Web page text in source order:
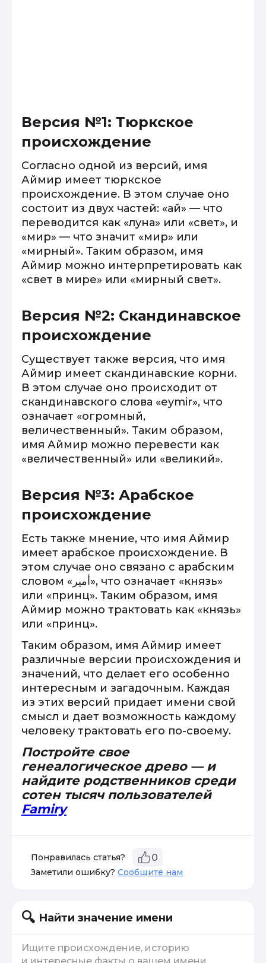
Версия №1: Тюркское
происхождение
Согласно одной из версий, имя
Аймир имеет тюркское
происхождение. В этом случае оно
состоит из двух частей: «ай» — что
переводится как «луна» или «свет», и
«мир» — что значит «мир» или
«мирный». Таким образом, имя
Аймир можно интерпретировать как
«свет в мире» или «мирный свет».
Версия №2: Скандинавское
происхождение
Существует также версия, что имя
Аймир имеет скандинавские корни.
В этом случае оно происходит от
скандинавского слова «eymir», что
означает «огромный,
величественный». Таким образом,
имя Аймир можно перевести как
«величественный» или «великий».
Версия №3: Арабское
происхождение
Есть также мнение, что имя Аймир
имеет арабское происхождение. В
этом случае оно связано с арабским
словом «أمير», что означает «князь»
или «принц». Таким образом, имя
Аймир можно трактовать как «князь»
или «принц».
Таким образом, имя Аймир имеет
различные версии происхождения и
значений, что делает его особенно
интересным и загадочным. Каждая
из этих версий придает имени свой
смысл и дает возможность каждому
человеку трактовать его по-своему.
Постройте свое
генеалогическое древо — и
найдите родственников среди
сотен тысяч пользователей
Famiry
Понравилась статья? 0
Заметили ошибку? Сообщите нам
Найти значение имени
Ищите происхождение, историю